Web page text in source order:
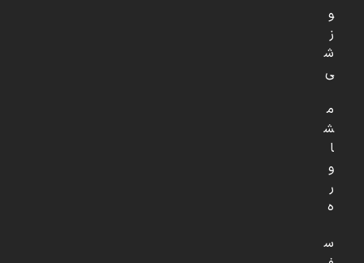
و
ز
ش
ی
م
ش
ا
و
ر
ه
س